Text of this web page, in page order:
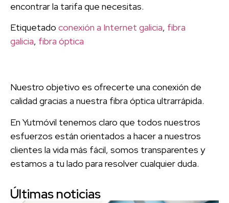
encontrar la tarifa que necesitas.
Etiquetado conexión a Internet galicia, fibra
galicia, fibra óptica
Nuestro objetivo es ofrecerte una conexión de
calidad gracias a nuestra fibra óptica ultrarrápida.
En Yutmóvil tenemos claro que todos nuestros
esfuerzos están orientados a hacer a nuestros
clientes la vida más fácil, somos transparentes y
estamos a tu lado para resolver cualquier duda.
Últimas noticias